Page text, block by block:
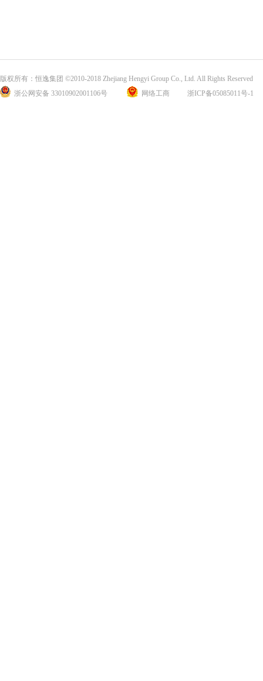
版权所有：恒逸集团 ©2010-2018 Zhejiang Hengyi Group Co., Ltd. All Rights Reserved
浙公网安备 33010902001106号
网络工商 浙ICP备05085011号-1